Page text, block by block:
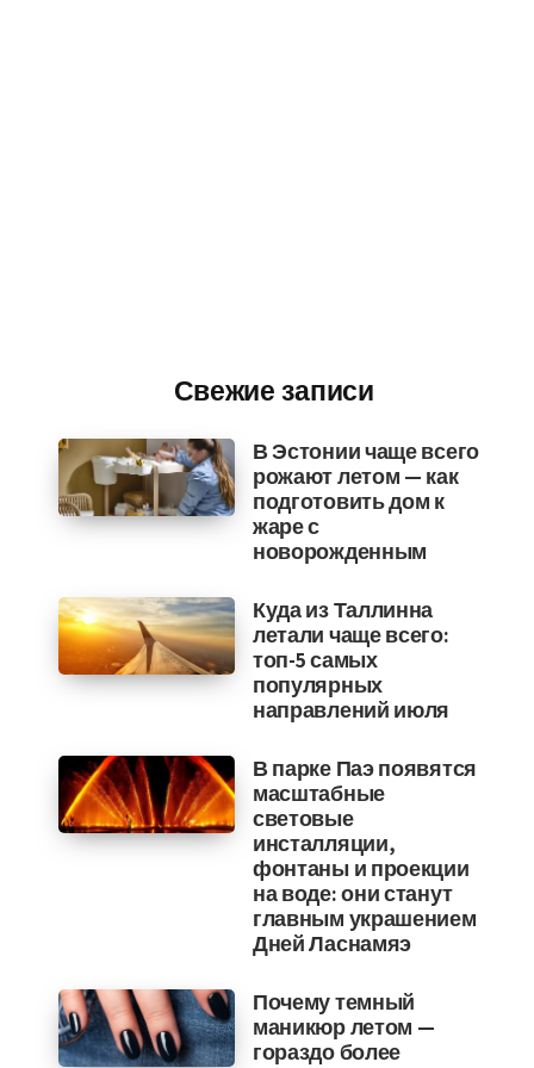
Свежие записи
В Эстонии чаще всего
рожают летом — как
подготовить дом к
жаре с
новорожденным
Куда из Таллинна
летали чаще всего:
топ-5 самых
популярных
направлений июля
В парке Паэ появятся
масштабные
световые
инсталляции,
фонтаны и проекции
на воде: они станут
главным украшением
Дней Ласнамяэ
Почему темный
маникюр летом —
гораздо более